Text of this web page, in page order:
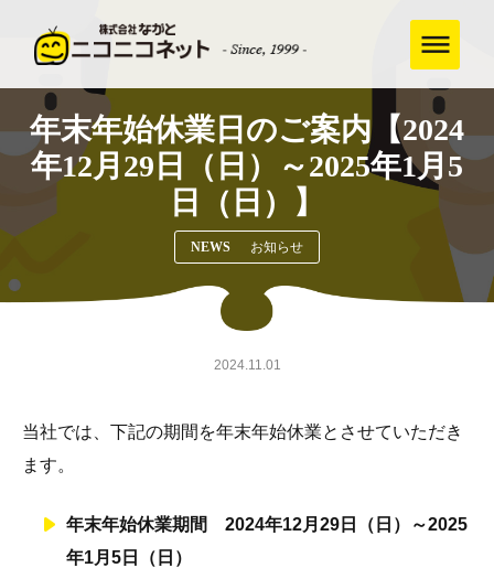
年末年始休業日のご案内【2024
年12月29日（日）～2025年1月5
日（日）】
NEWS お知らせ
2024.11.01
当社では、下記の期間を年末年始休業とさせていただき
ます。
年末年始休業期間 2024年12月29日（日）～2025
年1月5日（日）